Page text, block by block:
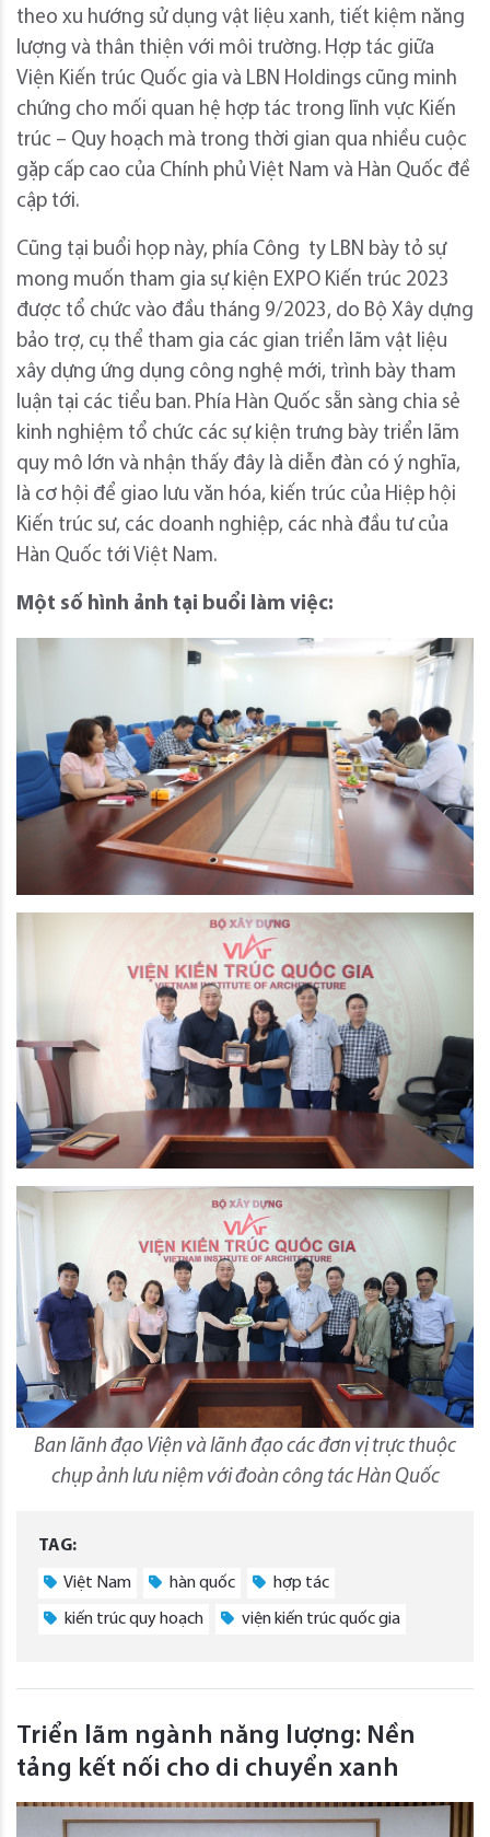
theo xu hướng sử dụng vật liệu xanh, tiết kiệm năng
lượng và thân thiện với môi trường. Hợp tác giữa
Viện Kiến trúc Quốc gia và LBN Holdings cũng minh
chứng cho mối quan hệ hợp tác trong lĩnh vực Kiến
trúc – Quy hoạch mà trong thời gian qua nhiều cuộc
gặp cấp cao của Chính phủ Việt Nam và Hàn Quốc đề
cập tới.
Cũng tại buổi họp này, phía Công ty LBN bày tỏ sự
mong muốn tham gia sự kiện EXPO Kiến trúc 2023
được tổ chức vào đầu tháng 9/2023, do Bộ Xây dựng
bảo trợ, cụ thể tham gia các gian triển lãm vật liệu
xây dựng ứng dụng công nghệ mới, trình bày tham
luận tại các tiểu ban. Phía Hàn Quốc sẵn sàng chia sẻ
kinh nghiệm tổ chức các sự kiện trưng bày triển lãm
quy mô lớn và nhận thấy đây là diễn đàn có ý nghĩa,
là cơ hội để giao lưu văn hóa, kiến trúc của Hiệp hội
Kiến trúc sư, các doanh nghiệp, các nhà đầu tư của
Hàn Quốc tới Việt Nam.
Một số hình ảnh tại buổi làm việc:
Ban lãnh đạo Viện và lãnh đạo các đơn vị trực thuộc
chụp ảnh lưu niệm với đoàn công tác Hàn Quốc
TAG:
Việt Nam hàn quốc hợp tác
kiến trúc quy hoạch viện kiến trúc quốc gia
Triển lãm ngành năng lượng: Nền
tảng kết nối cho di chuyển xanh